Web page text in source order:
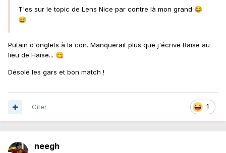
T'es sur le topic de Lens Nice par contre là mon grand 😂
😅
Putain d'onglets à la con. Manquerait plus que j'écrive Baise au
lieu de Haise... 😋
Désolé les gars et bon match !
1
Citer
neegh